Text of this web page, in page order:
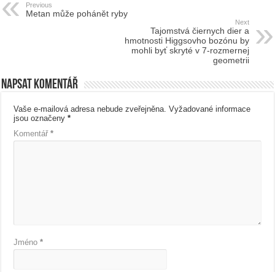
Previous
Metan může pohánět ryby
Next
Tajomstvá čiernych dier a
hmotnosti Higgsovho bozónu by
mohli byť skryté v 7-rozmernej
geometrii
Napsat komentář
Vaše e-mailová adresa nebude zveřejněna. Vyžadované informace
jsou označeny*
Komentář*
Jméno*